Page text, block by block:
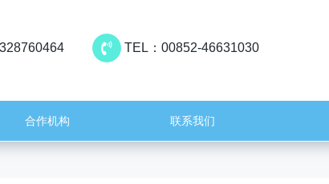
TEL：00852-46631030
合作机构 联系我们